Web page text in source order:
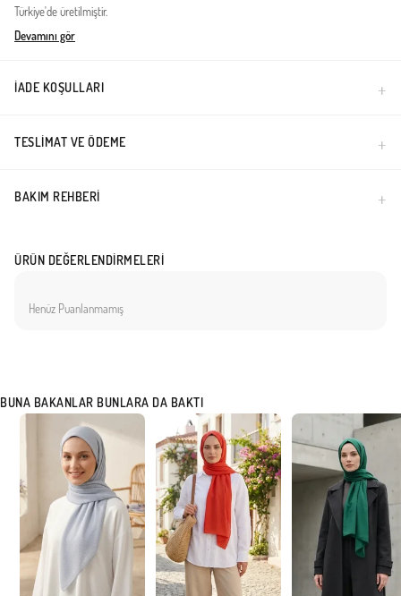
Türkiye'de üretilmiştir.
Devamını gör
İADE KOŞULLARI
TESLIMAT VE ÖDEME
BAKIM REHBERI
ÜRÜN DEĞERLENDIRMELERI
Henüz Puanlanmamış
BUNA BAKANLAR BUNLARA DA BAKTI